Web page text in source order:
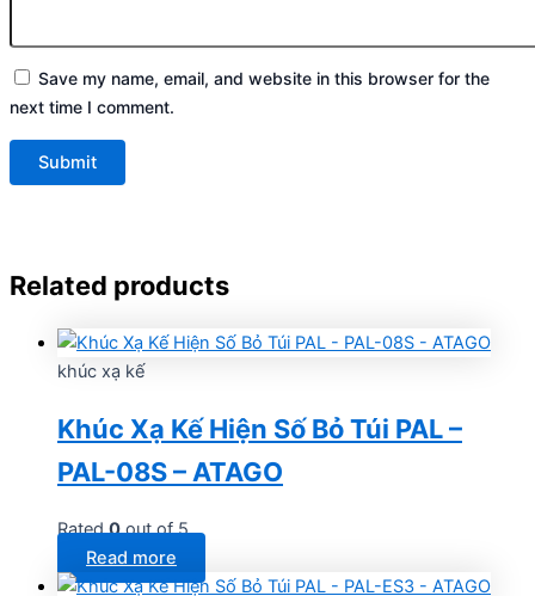
Save my name, email, and website in this browser for the
next time I comment.
Related products
khúc xạ kế
Khúc Xạ Kế Hiện Số Bỏ Túi PAL –
PAL-08S – ATAGO
Rated0out of 5
Read more